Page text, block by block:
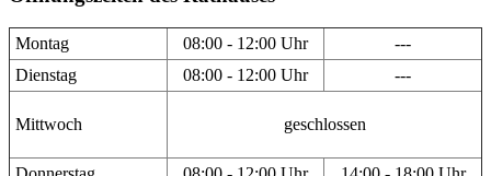
Montag 08:00 - 12:00 Uhr
---
Dienstag
08:00 - 12:00 Uhr ---
Mittwoch geschlossen